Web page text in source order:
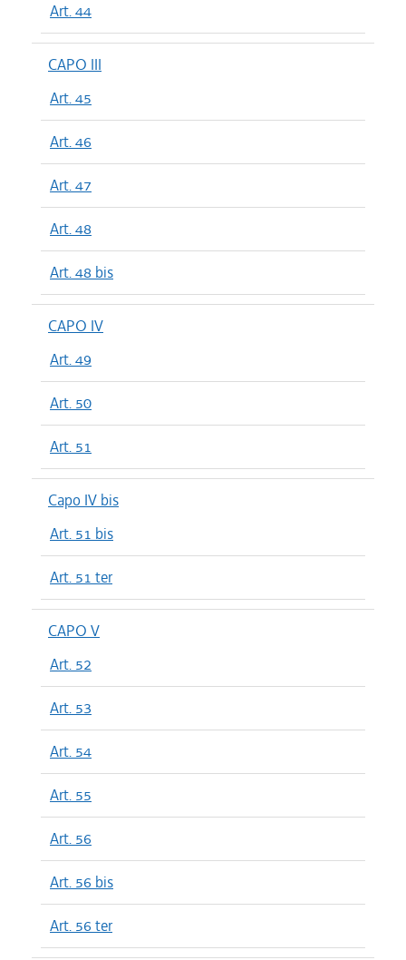
Art. 44
CAPO III
Art. 45
Art. 46
Art. 47
Art. 48
Art. 48 bis
CAPO IV
Art. 49
Art. 50
Art. 51
Capo IV bis
Art. 51 bis
Art. 51 ter
CAPO V
Art. 52
Art. 53
Art. 54
Art. 55
Art. 56
Art. 56 bis
Art. 56 ter